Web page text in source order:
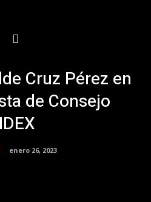
Cruz Pérez en
de Consejo
enero 26, 2023